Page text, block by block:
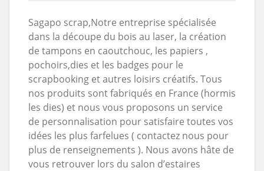
Sagapo scrap,Notre entreprise spécialisée
dans la découpe du bois au laser, la création
de tampons en caoutchouc, les papiers ,
pochoirs,dies et les badges pour le
scrapbooking et autres loisirs créatifs. Tous
nos produits sont fabriqués en France (hormis
les dies) et nous vous proposons un service
de personnalisation pour satisfaire toutes vos
idées les plus farfelues ( contactez nous pour
plus de renseignements ). Nous avons hâte de
vous retrouver lors du salon d’estaires